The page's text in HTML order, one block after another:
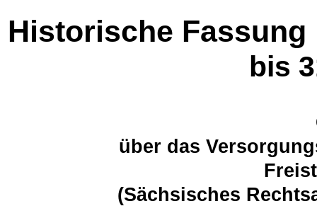
Historische Fassung
bis
über das
(Sächsisches